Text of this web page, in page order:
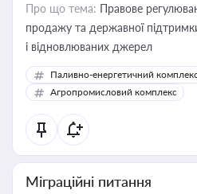
Про що тема: Правове
продажу та державної
і відновлюваних джерел
Паливно-енергетичний
Агропромисловий комплекс
Міграційні питання